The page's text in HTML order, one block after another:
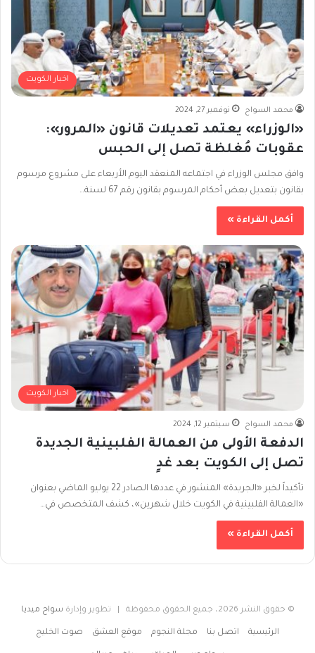
اخبار الكويت
محمد السواح نوفمبر 27, 2024
«الوزراء» يعتمد تعديلات قانون «المرور»:
عقوبات مُغلظة تصل إلى الحبس
وافق مجلس الوزراء في اجتماعه المنعقد اليوم الأربعاء على مشروع مرسوم
بقانون بتعديل بعض أحكام المرسوم بقانون رقم 67 لسنة…
أكمل القراءة »
اخبار الكويت
محمد السواح سبتمبر 12, 2024
الدفعة الأولى من العمالة الفلبينية الجديدة
تصل إلى الكويت بعد غدٍ
تأكيداً لخبر «الجريدة» المنشور في عددها الصادر 22 يوليو الماضي بعنوان
«العمالة الفلبينية في الكويت خلال شهرين»، كشف المتخصص في…
أكمل القراءة »
© حقوق النشر 2026، جميع الحقوق محفوظة | تطوير وإدارة سواح ميديا
الرئيسية اتصل بنا مجلة النجوم موقع العشق صوت الخليج